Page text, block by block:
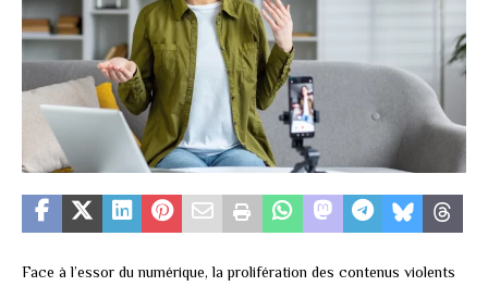
Face à l’essor du numérique, la prolifération des contenus violents